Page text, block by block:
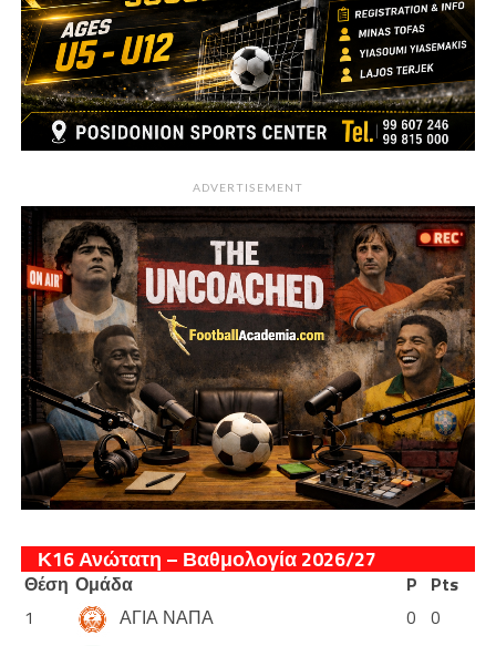
ADVERTISEMENT
Κ16 Ανώτατη – Βαθμολογία 2026/27
Θέση Ομάδα P Pts
1
ΑΓΙΑ ΝΑΠΑ 0 0